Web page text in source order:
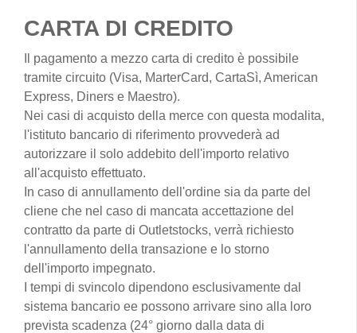
CARTA DI CREDITO
Il pagamento a mezzo carta di credito è possibile
tramite circuito (Visa, MarterCard, CartaSì, American
Express, Diners e Maestro).
Nei casi di acquisto della merce con questa modalita,
l'istituto bancario di riferimento provvederà ad
autorizzare il solo addebito dell'importo relativo
all'acquisto effettuato.
In caso di annullamento dell'ordine sia da parte del
cliene che nel caso di mancata accettazione del
contratto da parte di Outletstocks, verrà richiesto
l'annullamento della transazione e lo storno
dell'importo impegnato.
I tempi di svincolo dipendono esclusivamente dal
sistema bancario ee possono arrivare sino alla loro
prevista scadenza (24° giorno dalla data di